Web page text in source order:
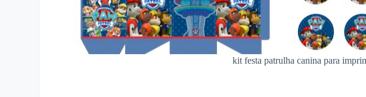
kit festa patrulha canina para